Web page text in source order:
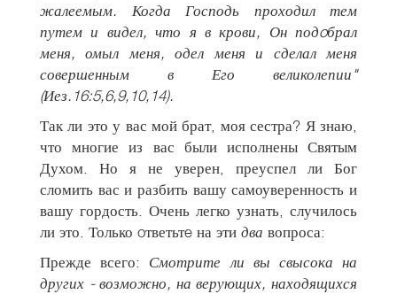
жалеемым. Когда Господь проходил тем
путем и видел, что я в крови, Он подoбрал
меня, омыл меня, одел меня и сделал меня
совершенным в Его великолепии"
(Иез.16:5,6,9,10,14).
Так ли это у вас мой брат, моя сестра? Я знаю,
что многие из вас были исполнены Святым
Духом. Но я не уверен, преуспел ли Бог
сломить вас и разбить вашу самоуверенность и
вашу гордость. Очень легко узнать, случилось
ли это. Только oтветьтe на эти два вопроса:
Прежде всего: Смотрите ли вы свысока на
других - возможно, на верующих, находящихся